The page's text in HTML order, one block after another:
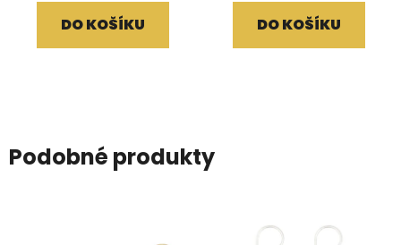
DO KOŠÍKU DO KOŠÍKU
Podobné produkty